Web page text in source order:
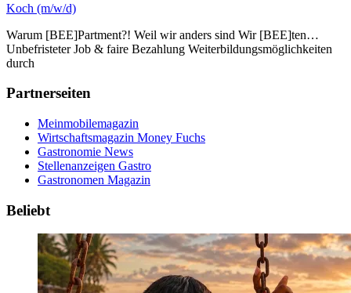
Koch (m/w/d)
Warum [BEE]Partment?! Weil wir anders sind Wir [BEE]ten…
Unbefristeter Job & faire Bezahlung Weiterbildungsmöglichkeiten
durch
Partnerseiten
Meinmobilemagazin
Wirtschaftsmagazin Money Fuchs
Gastronomie News
Stellenanzeigen Gastro
Gastronomen Magazin
Beliebt